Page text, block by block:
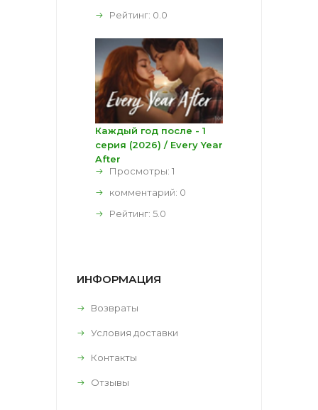
Рейтинг: 0.0
Каждый год после - 1
серия (2026) / Every Year
After
Просмотры: 1
комментарий: 0
Рейтинг: 5.0
ИНФОРМАЦИЯ
Возвраты
Условия доставки
Контакты
Отзывы